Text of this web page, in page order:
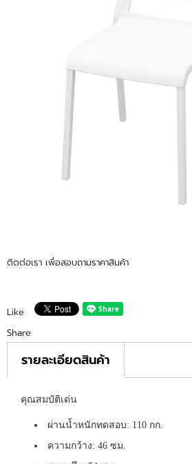
ติดต่อเรา เพื่อสอบถามราคาสินค้า
Like
Share
รายละเอียดสินค้า
คุณสมบัติเด่น
ผ่านน้ำหนักทดสอบ: 110 กก.
ความกว้าง: 46 ซม.